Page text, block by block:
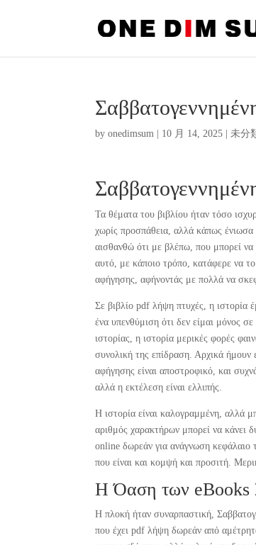
byonedimsum 10 月 14, 2025 |未分
Τα θέματα του βιβλίου ήταν τόσο
χωρίς προσπάθεια, αλλά κάπως ένιωσα
αισθανθώ ότι με βλέπω, που μπορεί να
αυτό, με κάποιο τρόπο, κατάφερε να
αφήγησης, αφήνοντάς με πολλά να
Σε βιβλίο pdf λήψη πτυχές, η ιστορία
ένα υπενθύμιση ότι δεν είμαι μόνος
ιστορίας, η ιστορία μερικές φορές
συνολική της επίδραση. Αρχικά ήμουν
αφήγησης είναι αποστροφικό, και
αλλά η εκτέλεση είναι ελλιπής.
Η ιστορία είναι καλογραμμένη, αλλά
αριθμός χαρακτήρων μπορεί να κάνει
online δωρεάν για ανάγνωση κεφάλαιο
που είναι και κομψή και προσιτή.
Η Όαση των eBooks
Η πλοκή ήταν συναρπαστική,
που έχει pdf λήψη δωρεάν από